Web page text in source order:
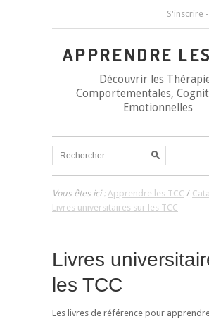
S'inscrire -
APPRENDRE
Découvrir les
Comportementales,
Emotionnelles
Vous êtes ici :Apprendre les TCC /
Livres universitaires sur les TCC
Livres
les TCC
Les livres de référence pour